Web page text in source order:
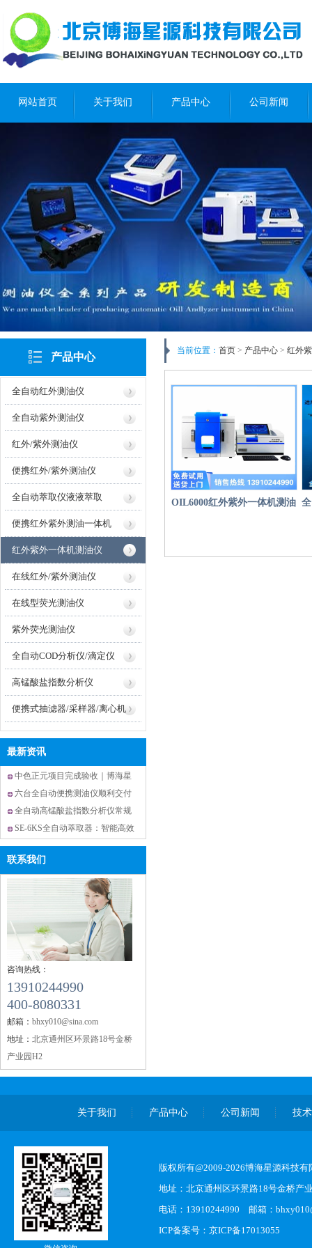
网站首页 关于我们 产品中心 公司新闻
产品中心
全自动红外测油仪
全自动紫外测油仪
红外/紫外测油仪
便携红外/紫外测油仪
全自动萃取仪液液萃取
便携红外紫外测油一体机
红外紫外一体机测油仪
在线红外/紫外测油仪
在线型荧光测油仪
紫外荧光测油仪
全自动COD分析仪/滴定仪
高锰酸盐指数分析仪
便携式抽滤器/采样器/离心机
最新资讯
中色正元项目完成验收｜博海星
源 EP400S、SE-6 仪器正式投入
实验室使用
六台全自动便携测油仪顺利交付
云南省应急救灾物资储备库滇西
库并完成验收
全自动高锰酸盐指数分析仪常规
操作误区解决方案及设备优势
SE-6KS全自动萃取器：智能高效
的实验室萃取设备
联系我们
咨询热线：
13910244990
400-8080331
邮箱： bhxy010@sina.com
地址： 北京通州区环景路18号金桥
产业园H2
当前位置： 首页 > 产品中心 > 红外
OIL6000红外紫外一体机测油
关于我们 产品中心 公司新闻 技
版权所有@2009-2026博海星源科技有
地址：北京通州区环景路18号金桥产
电话：13910244990 邮箱：
ICP备案号： 京ICP备17013055